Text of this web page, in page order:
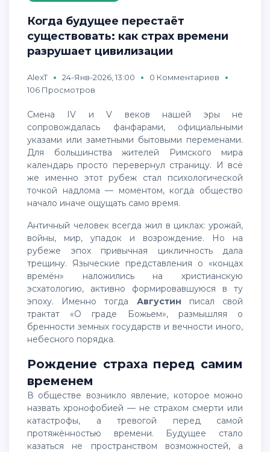
Когда будущее перестаёт
существовать: как страх времени
разрушает цивилизации
AlexT 24-Янв-2026, 13:00
0 Комментариев
106 Просмотров
Смена IV и V веков нашей эры не
сопровождалась фанфарами, официальными
указами или заметными бытовыми переменами.
Для большинства жителей Римского мира
календарь просто перевернул страницу. И всё
же именно этот рубеж стал психологической
точкой надлома — моментом, когда общество
начало иначе ощущать само время.
Античный человек всегда жил в циклах: урожай,
войны, мир, упадок и возрождение. Но на
рубеже эпох привычная цикличность дала
трещину. Языческие представления о «концах
времён» наложились на христианскую
эсхатологию, активно формировавшуюся в ту
эпоху. Именно тогда Августин писал свой
трактат «О граде Божьем», размышляя о
бренности земных государств и вечности иного,
небесного порядка.
Рождение страха перед самим
временем
В обществе возникло явление, которое можно
назвать хронофобией — не страхом смерти или
катастрофы, а тревогой перед самой
протяжённостью времени. Будущее стало
казаться не пространством возможностей, а